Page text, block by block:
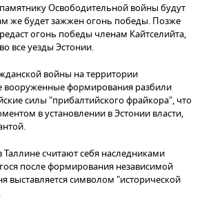
Освободительной войны будут
же будет зажжен огонь победы. Позже
огонь победы членам Кайтселийта,
все уезды Эстонии.
войны на территории
вооруженные формирования разбили
силы "прибалтийского фрайкора", что
в установлении в Эстонии власти,
считают себя наследниками
после формирования независимой
выставляется символом "исторической